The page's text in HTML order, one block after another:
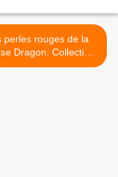
perles rouges de la
Dragon. Collection
Aventures N°6. >